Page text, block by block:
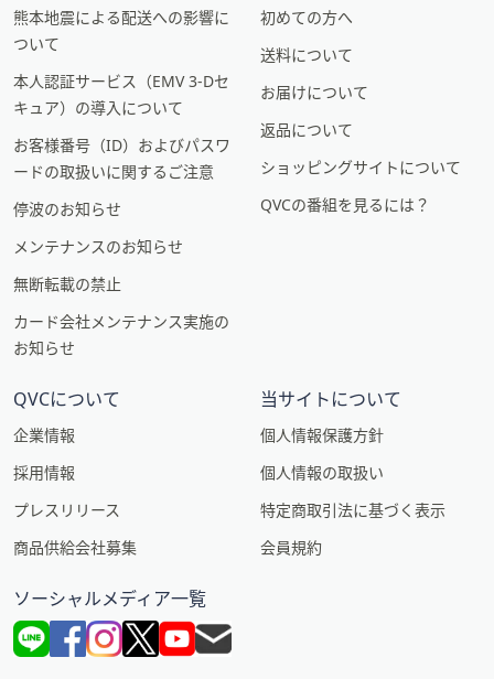
熊本地震による配送への影響に
ついて
本人認証サービス（EMV 3-Dセ
キュア）の導入について
お客様番号（ID）およびパスワ
ードの取扱いに関するご注意
停波のお知らせ
メンテナンスのお知らせ
無断転載の禁止
カード会社メンテナンス実施の
お知らせ
初めての方へ
送料について
お届けについて
返品について
ショッピングサイトについて
QVCの番組を見るには？
QVCについて
企業情報
採用情報
プレスリリース
商品供給会社募集
当サイトについて
個人情報保護方針
個人情報の取扱い
特定商取引法に基づく表示
会員規約
ソーシャルメディア一覧